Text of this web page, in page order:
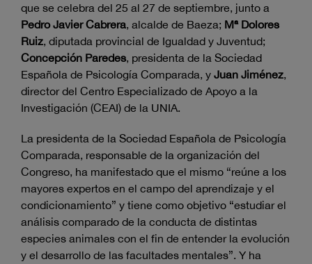
que se celebra del 25 al 27 de septiembre, junto a
Pedro Javier Cabrera, alcalde de Baeza; Mª Dolores
Ruiz, diputada provincial de Igualdad y Juventud;
Concepción Paredes, presidenta de la Sociedad
Española de Psicología Comparada, y Juan Jiménez,
director del Centro Especializado de Apoyo a la
Investigación (CEAI) de la UNIA.
La presidenta de la Sociedad Española de Psicología
Comparada, responsable de la organización del
Congreso, ha manifestado que el mismo “reúne a los
mayores expertos en el campo del aprendizaje y el
condicionamiento” y tiene como objetivo “estudiar el
análisis comparado de la conducta de distintas
especies animales con el fin de entender la evolución
y el desarrollo de las facultades mentales”. Y ha